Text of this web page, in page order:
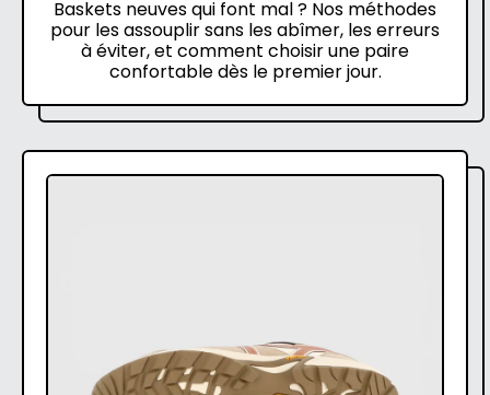
Baskets neuves qui font mal ? Nos méthodes
pour les assouplir sans les abîmer, les erreurs
à éviter, et comment choisir une paire
confortable dès le premier jour.